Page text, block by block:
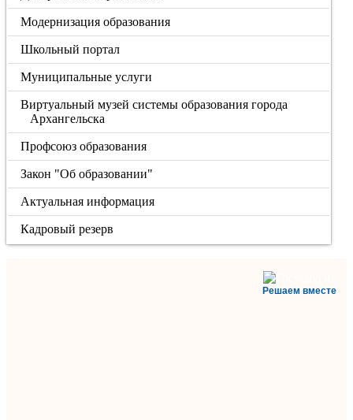
Модернизация образования
Школьный портал
Муниципальные услуги
Виртуальный музей системы образования города
Архангельска
Профсоюз образования
Закон "Об образовании"
Актуальная информация
Кадровый резерв
Решаем вместе